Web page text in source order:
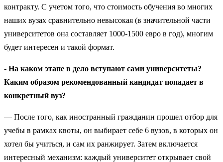
контракту. С учетом того, что стоимость обучения во многих
наших вузах сравнительно невысокая (в значительной части
университетов она составляет 1000-1500 евро в год), многим
будет интересен и такой формат.
- На каком этапе в дело вступают сами университеты?
Каким образом рекомендованный кандидат попадает в
конкретный вуз?
— После того, как иностранный гражданин прошел отбор для
учебы в рамках квоты, он выбирает себе 6 вузов, в которых он
хотел бы учиться, и сам их ранжирует. Затем включается
интересный механизм: каждый университет открывает свой